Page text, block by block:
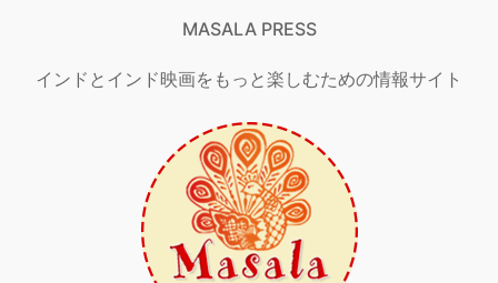
MASALA PRESS
インドとインド映画をもっと楽しむための情報サイト